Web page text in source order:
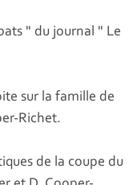
" du journal " Le
sur la famille de
Richet.
de la coupe du